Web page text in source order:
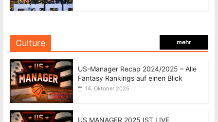
Culture mehr
US-Manager Recap 2024/2025 – Alle
Fantasy Rankings auf einen Blick
14. Oktober 2025
US MANAGER 2025 IST LIVE